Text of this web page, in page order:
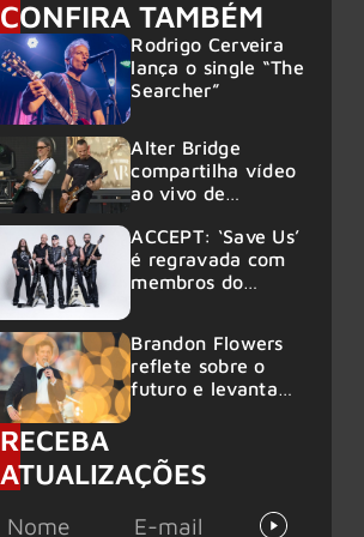
CONFIRA TAMBÉM
Rodrigo Cerveira
lança o single “The
Searcher”
Alter Bridge
compartilha vídeo
ao vivo de
no Rock am Ring
2026
ACCEPT: ‘Save Us’
é regravada com
membros do
Brandon Flowers
reflete sobre o
futuro e levanta
RECEBA
ATUALIZAÇÕES